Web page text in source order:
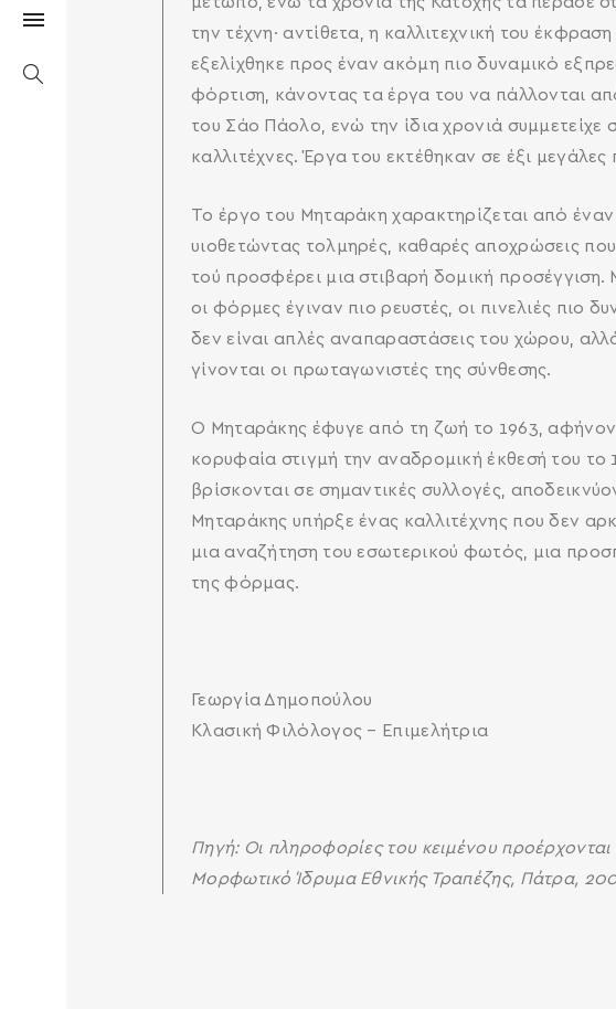
την τέχνη· αντίθετα, η καλλιτεχνική του
εξελίχθηκε προς έναν ακόμη πιο δυναμικό
φόρτιση, κάνοντας τα έργα του να πάλλονται
του Σάο Πάολο, ενώ την ίδια χρονιά
καλλιτέχνες. Έργα του εκτέθηκαν σε έξι
Το έργο του Μηταράκη χαρακτηρίζεται από
υιοθετώντας τολμηρές, καθαρές αποχρώσεις
τού προσφέρει μια στιβαρή δομική
οι φόρμες έγιναν πιο ρευστές, οι πινελιές πιο
δεν είναι απλές αναπαραστάσεις του χώρου,
γίνονται οι πρωταγωνιστές της σύνθεσης.
Ο Μηταράκης έφυγε από τη ζωή το 1963,
κορυφαία στιγμή την αναδρομική έκθεσή του
βρίσκονται σε σημαντικές συλλογές,
Μηταράκης υπήρξε ένας καλλιτέχνης που δεν
μια αναζήτηση του εσωτερικού φωτός, μια
της φόρμας.
Γεωργία Δημοπούλου
Κλασική Φιλόλογος – Επιμελήτρια
Πηγή: Οι πληροφορίες του κειμένου
Μορφωτικό Ίδρυμα Εθνικής Τραπέζης, Πάτρα,